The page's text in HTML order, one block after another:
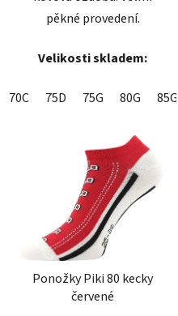
pěkné provedení.
Velikosti skladem:
70C 75D 75G 80G 85G
Ponožky Piki 80 kecky
červené